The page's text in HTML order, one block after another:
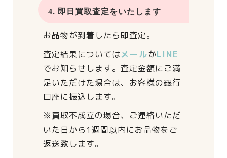
4. 即日買取査定をいたします
お品物が到着したら即査定。
査定結果についてはメールかLINE
でお知らせします。 査定金額にご満
足いただけた場合は、 お客様の銀行
口座に振込します。
※買取不成立の場合、 ご連絡いただ
いた日から1週間以内にお品物をご
返送致します。